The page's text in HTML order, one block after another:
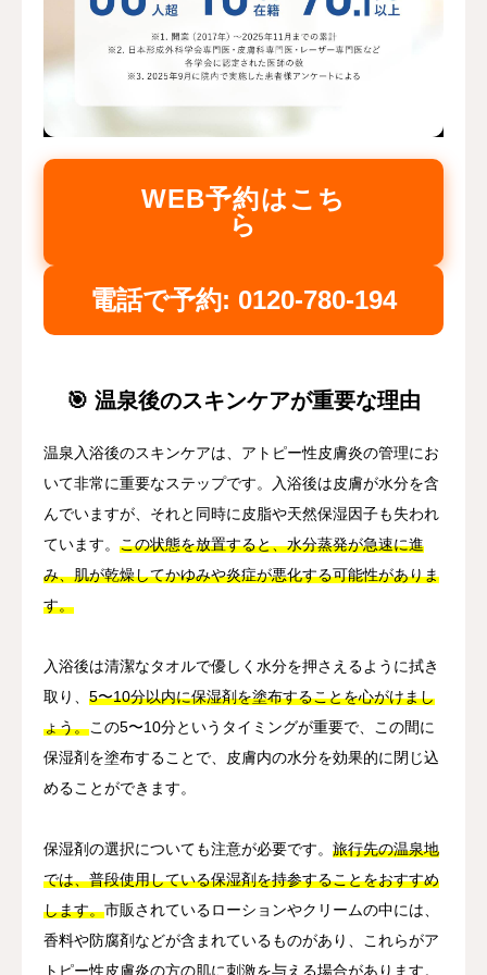
WEB予約はこち
ら
電話で予約: 0120-780-194
🎯 温泉後のスキンケアが重要な理由
温泉入浴後のスキンケアは、アトピー性皮膚炎の管理にお
いて非常に重要なステップです。入浴後は皮膚が水分を含
んでいますが、それと同時に皮脂や天然保湿因子も失われ
ています。 この状態を放置すると、水分蒸発が急速に進
み、肌が乾燥してかゆみや炎症が悪化する可能性がありま
す。
入浴後は清潔なタオルで優しく水分を押さえるように拭き
取り、 5〜10分以内に保湿剤を塗布することを心がけまし
ょう。この5〜10分というタイミングが重要で、この間に
保湿剤を塗布することで、皮膚内の水分を効果的に閉じ込
めることができます。
保湿剤の選択についても注意が必要です。 旅行先の温泉地
では、普段使用している保湿剤を持参することをおすすめ
します。市販されているローションやクリームの中には、
香料や防腐剤などが含まれているものがあり、これらがア
トピー性皮膚炎の方の肌に刺激を与える場合があります。